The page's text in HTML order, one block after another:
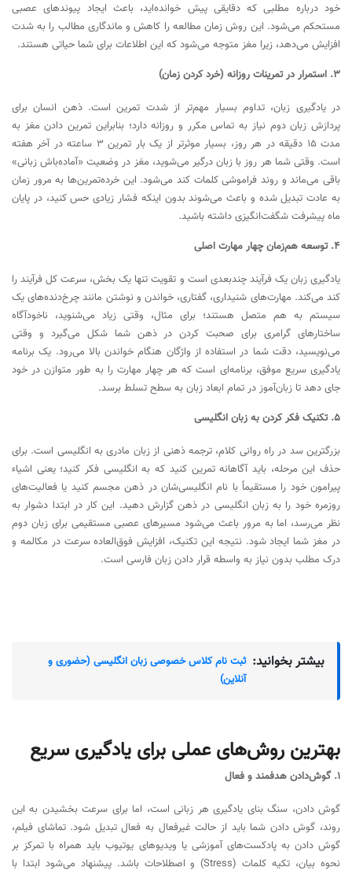
خود درباره مطلبی که دقایقی پیش خوانده‌اید، باعث ایجاد پیوندهای عصبی
مستحکم می‌شود. این روش زمان مطالعه را کاهش و ماندگاری مطالب را به شدت
افزایش می‌دهد، زیرا مغز متوجه می‌شود که این اطلاعات برای شما حیاتی هستند.
۳. استمرار در تمرینات روزانه (خرد کردن زمان)
در یادگیری زبان، تداوم بسیار مهم‌تر از شدت تمرین است. ذهن انسان برای
پردازش زبان دوم نیاز به تماس مکرر و روزانه دارد؛ بنابراین تمرین دادن مغز به
مدت ۱۵ دقیقه در هر روز، بسیار موثرتر از یک بار تمرین ۳ ساعته در آخر هفته
است. وقتی شما هر روز با زبان درگیر می‌شوید، مغز در وضعیت «آماده‌باش زبانی»
باقی می‌ماند و روند فراموشی کلمات کند می‌شود. این خرده‌تمرین‌ها به مرور زمان
به عادت تبدیل شده و باعث می‌شوند بدون اینکه فشار زیادی حس کنید، در پایان
ماه پیشرفت شگفت‌انگیزی داشته باشید.
۴. توسعه هم‌زمان چهار مهارت اصلی
یادگیری زبان یک فرآیند چندبعدی است و تقویت تنها یک بخش، سرعت کل فرآیند را
کند می‌کند. مهارت‌های شنیداری، گفتاری، خواندن و نوشتن مانند چرخ‌دنده‌های یک
سیستم به هم متصل هستند؛ برای مثال، وقتی زیاد می‌شنوید، ناخودآگاه
ساختارهای گرامری برای صحبت کردن در ذهن شما شکل می‌گیرد و وقتی
می‌نویسید، دقت شما در استفاده از واژگان هنگام خواندن بالا می‌رود. یک برنامه
یادگیری سریع موفق، برنامه‌ای است که هر چهار مهارت را به طور متوازن در خود
جای دهد تا زبان‌آموز در تمام ابعاد زبان به سطح تسلط برسد.
۵. تکنیک فکر کردن به زبان انگلیسی
بزرگترین سد در راه روانی کلام، ترجمه ذهنی از زبان مادری به انگلیسی است. برای
حذف این مرحله، باید آگاهانه تمرین کنید که به انگلیسی فکر کنید؛ یعنی اشیاء
پیرامون خود را مستقیماً با نام انگلیسی‌شان در ذهن مجسم کنید یا فعالیت‌های
روزمره خود را به زبان انگلیسی در ذهن گزارش دهید. این کار در ابتدا دشوار به
نظر می‌رسد، اما به مرور باعث می‌شود مسیرهای عصبی مستقیمی برای زبان دوم
در مغز شما ایجاد شود. نتیجه این تکنیک، افزایش فوق‌العاده سرعت در مکالمه و
درک مطلب بدون نیاز به واسطه قرار دادن زبان فارسی است.
بیشتر بخوانید: ثبت نام کلاس خصوصی زبان انگلیسی (حضوری و
آنلاین)
بهترین روش‌های عملی برای یادگیری سریع
۱. گوش‌دادن هدفمند و فعال
گوش دادن، سنگ بنای یادگیری هر زبانی است، اما برای سرعت بخشیدن به این
روند، گوش دادن شما باید از حالت غیرفعال به فعال تبدیل شود. تماشای فیلم،
گوش دادن به پادکست‌های آموزشی یا ویدیوهای یوتیوب باید همراه با تمرکز بر
نحوه بیان، تکیه کلمات (Stress) و اصطلاحات باشد. پیشنهاد می‌شود ابتدا با